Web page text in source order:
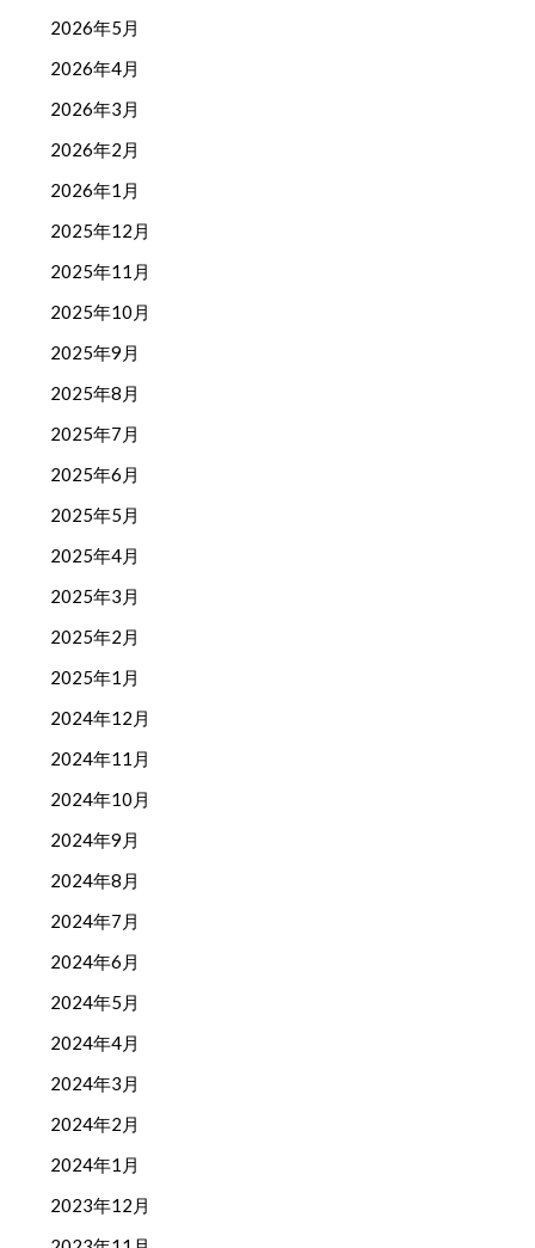
2026年5月
2026年4月
2026年3月
2026年2月
2026年1月
2025年12月
2025年11月
2025年10月
2025年9月
2025年8月
2025年7月
2025年6月
2025年5月
2025年4月
2025年3月
2025年2月
2025年1月
2024年12月
2024年11月
2024年10月
2024年9月
2024年8月
2024年7月
2024年6月
2024年5月
2024年4月
2024年3月
2024年2月
2024年1月
2023年12月